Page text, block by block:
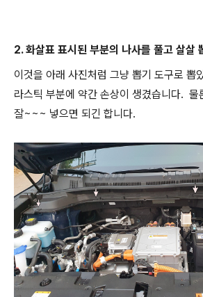
2. 화살표 표시된 부분의 나사를 풀고 살살
이것을 아래 사진처럼 그냥 뽑기 도구로 뽑
라스틱 부분에 약간 손상이 생겼습니다. 물
잘~~~ 넣으면 되긴 합니다.